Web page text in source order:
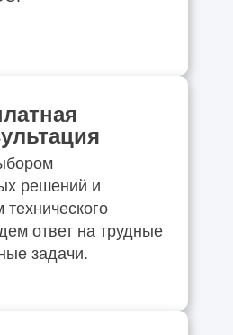
решений и
ответ на трудные
задачи.